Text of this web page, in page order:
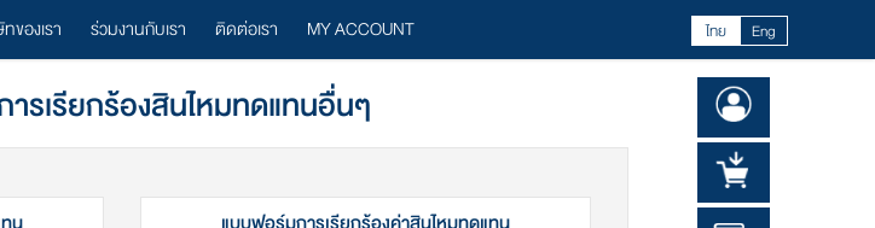
ของเรา ร่วมงานกับเรา ติดต่อเรา MY ACCOUNT ไทย Eng
รเรียกร้องสินไหมทดแทนอื่นๆ